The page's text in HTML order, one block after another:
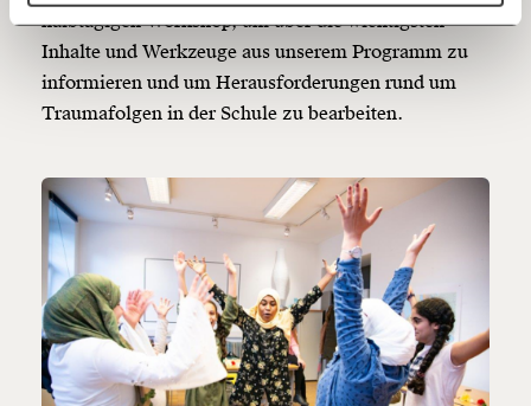
150€ €
Geschenkurkunde im PDF-Format, welche Du
ausdrucken oder weiterleiten und verschenken
kannst.
Weiter
1/3
halbtägigen Workshop, um über die wichtigsten
Inhalte und Werkzeuge aus unserem Programm zu
informieren und um Herausforderungen rund um
Traumafolgen in der Schule zu bearbeiten.